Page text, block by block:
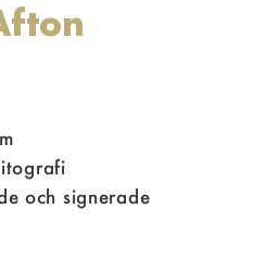
och signerade